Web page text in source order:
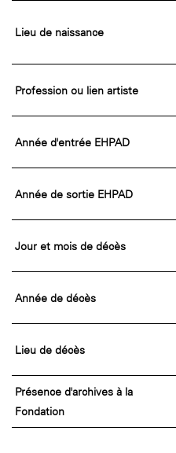
Lieu de naissance
Profession ou lien artiste
Année d'entrée EHPAD
Année de sortie EHPAD
Jour et mois de décès
Année de décès
Lieu de décès
Présence d'archives à la
Fondation